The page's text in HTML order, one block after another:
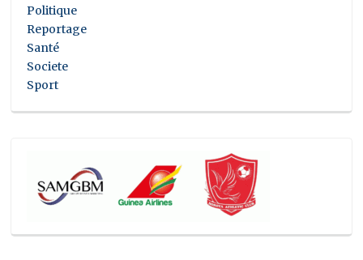
Politique
Reportage
Santé
Societe
Sport